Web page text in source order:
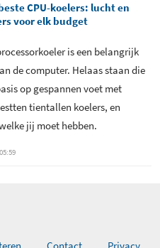
CPU-koelers: lucht en
voor elk budget
is een belangrijk
de computer. Helaas staan die
op gespannen voet met
tientallen koelers, en
jij moet hebben.